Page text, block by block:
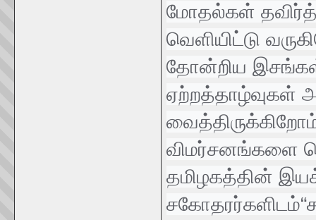
மோதல்கள்
வெளியிட்டு
தோன்றிய
ஏற்றத்தாழ்வுகள்
விமர்சனங்களை
தமிழகத்தின்